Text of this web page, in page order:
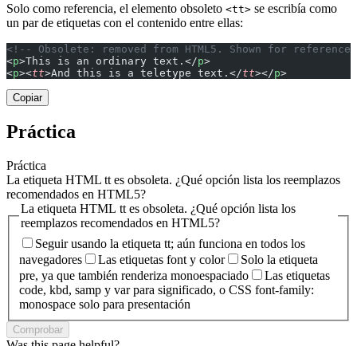
Solo como referencia, el elemento obsoleto <tt> se escribía como
un par de etiquetas con el contenido entre ellas:
<!-- Obsolete: removed from HTML5. Shown for
<p>This is an ordinary text.</p>
<p><tt>And this is a teletype text.</tt></p>
Copiar
Práctica
Práctica
La etiqueta HTML tt es obsoleta. ¿Qué opción lista los reemplazos
recomendados en HTML5?
La etiqueta HTML tt es obsoleta. ¿Qué opción lista los
reemplazos recomendados en HTML5?
Seguir usando la etiqueta tt; aún funciona en todos los
navegadores
Las etiquetas font y color
Solo la etiqueta
pre, ya que también renderiza monoespaciado
Las etiquetas
code, kbd, samp y var para significado, o CSS font-family:
monospace solo para presentación
Comprobar